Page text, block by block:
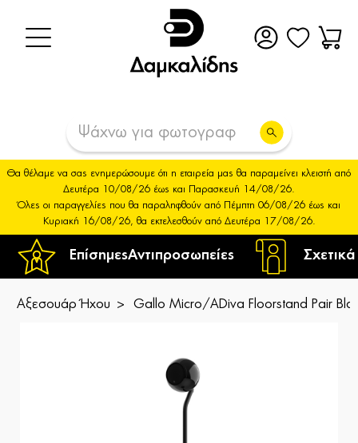
ΕπίσημεςΑντιπροσωπείες
Θα θέλαμε να σας ενημερώσουμε ότι η εταιρεία μας θα παραμείνει κλειστή από
Δευτέρα 10/08/26 έως και Παρασκευή 14/08/26.
Όλες οι παραγγελίες που θα παραληφθούν από Πέμπτη 06/08/26 έως και
Κυριακή 16/08/26, θα εκτελεσθούν από Δευτέρα 17/08/26.
Αξεσουάρ Ήχου Gallo Micro/ADiva Floorstand Pair